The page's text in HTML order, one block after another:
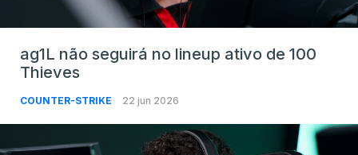
ag1L não seguirá no lineup ativo de 100
Thieves
COUNTER-STRIKE 22 jun 2026